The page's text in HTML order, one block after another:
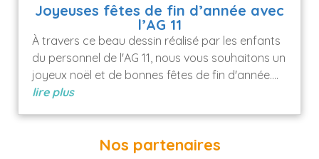
Joyeuses fêtes de fin d’année avec
l’AG 11
À travers ce beau dessin réalisé par les enfants
du personnel de l'AG 11, nous vous souhaitons un
joyeux noël et de bonnes fêtes de fin d'année....
lire plus
Nos partenaires